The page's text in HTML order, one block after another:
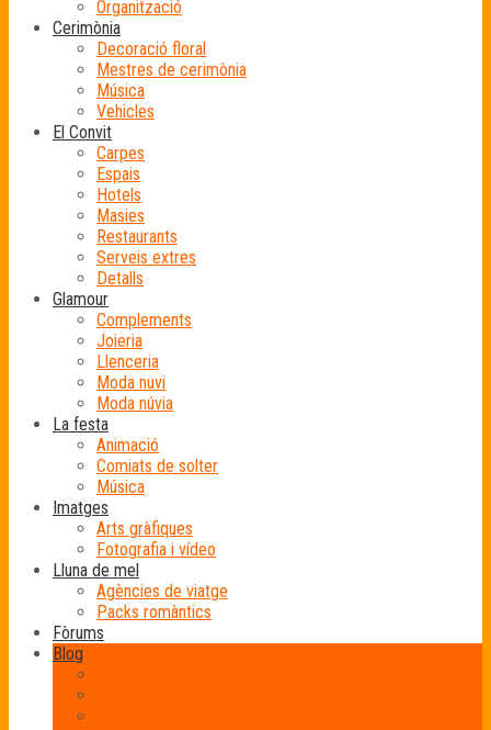
Organització
Cerimònia
Decoració floral
Mestres de cerimònia
Música
Vehicles
El Convit
Carpes
Espais
Hotels
Masies
Restaurants
Serveis extres
Detalls
Glamour
Complements
Joieria
Llenceria
Moda nuvi
Moda núvia
La festa
Animació
Comiats de solter
Música
Imatges
Arts gràfiques
Fotografia i vídeo
Lluna de mel
Agències de viatge
Packs romàntics
Fòrums
Blog